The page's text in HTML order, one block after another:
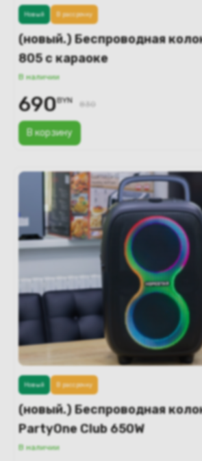
(новый.) Беспроводная
805 с караоке
В наличии
В корзину
Новый В рассрочку
690BYN 830
(новый.) Беспроводная
PartyOne Club 650W
В наличии
Новый В рассрочку